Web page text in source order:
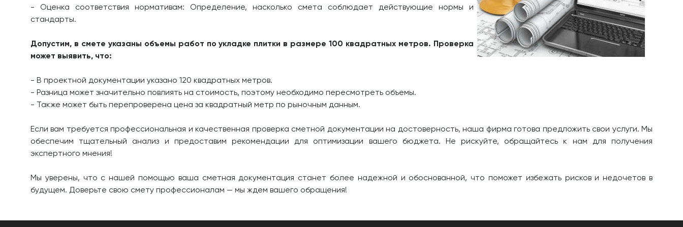
- Оценка соответствия нормативам: Определение, насколько смета соблюдает действующие нормы и
стандарты.
Допустим, в смете указаны объемы работ по укладке плитки в размере 100 квадратных метров. Проверка
может выявить, что:
- В проектной документации указано 120 квадратных метров.
- Разница может значительно повлиять на стоимость, поэтому необходимо пересмотреть объемы.
- Также может быть перепроверена цена за квадратный метр по рыночным данным.
Если вам требуется профессиональная и качественная проверка сметной документации на достоверность, наша фирма готова предложить свои услуги. Мы
обеспечим тщательный анализ и предоставим рекомендации для оптимизации вашего бюджета. Не рискуйте, обращайтесь к нам для получения
экспертного мнения!
Мы уверены, что с нашей помощью ваша сметная документация станет более надежной и обоснованной, что поможет избежать рисков и недочетов в
будущем. Доверьте свою смету профессионалам — мы ждем вашего обращения!